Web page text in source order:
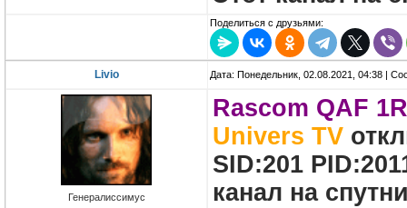
Поделиться с друзьями:
Livio Дата: Понедельник, 02.08.2021, 04:38 |
Генералиссимус
Rascom QAF
Univers TV
SID:201
канал на